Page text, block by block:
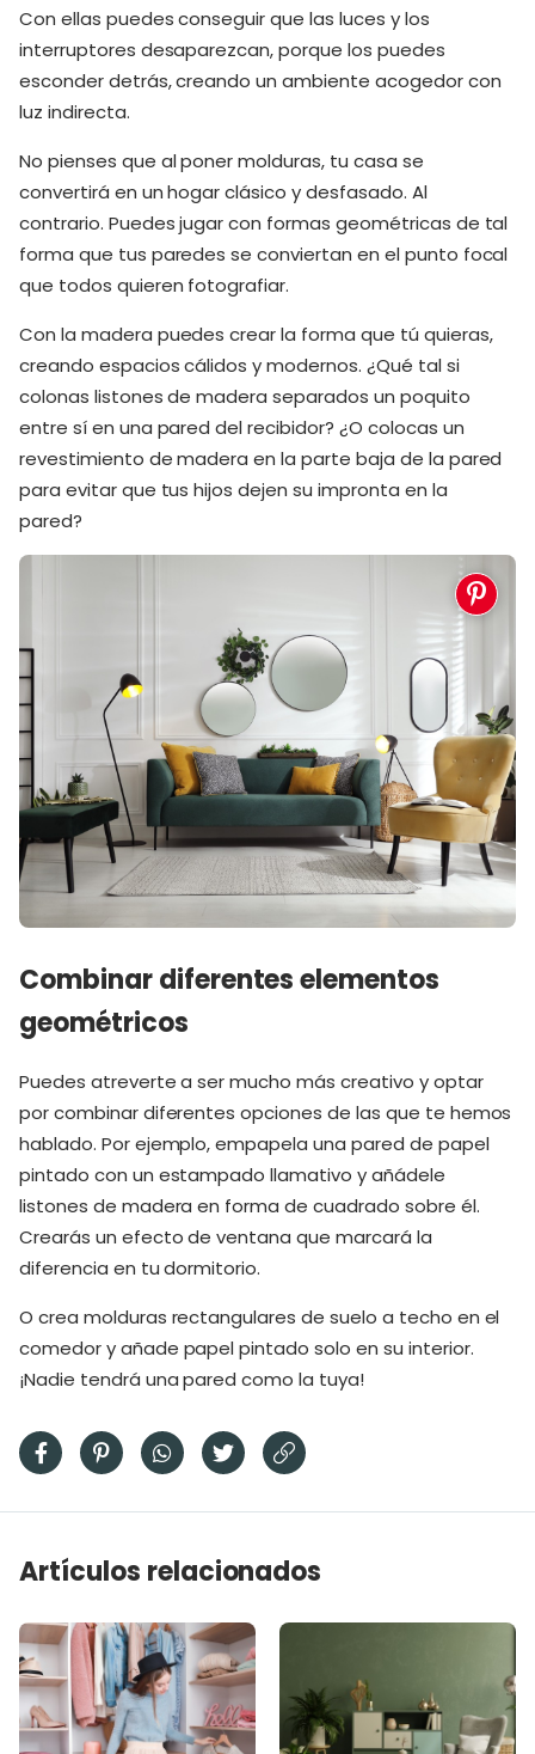
Con ellas puedes conseguir que las luces y los
interruptores desaparezcan, porque los puedes
esconder detrás, creando un ambiente acogedor con
luz indirecta.
No pienses que al poner molduras, tu casa se
convertirá en un hogar clásico y desfasado. Al
contrario. Puedes jugar con formas geométricas de tal
forma que tus paredes se conviertan en el punto focal
que todos quieren fotografiar.
Con la madera puedes crear la forma que tú quieras,
creando espacios cálidos y modernos. ¿Qué tal si
colonas listones de madera separados un poquito
entre sí en una pared del recibidor? ¿O colocas un
revestimiento de madera en la parte baja de la pared
para evitar que tus hijos dejen su impronta en la
pared?
Combinar diferentes elementos
geométricos
Puedes atreverte a ser mucho más creativo y optar
por combinar diferentes opciones de las que te hemos
hablado. Por ejemplo, empapela una pared de papel
pintado con un estampado llamativo y añádele
listones de madera en forma de cuadrado sobre él.
Crearás un efecto de ventana que marcará la
diferencia en tu dormitorio.
O crea molduras rectangulares de suelo a techo en el
comedor y añade papel pintado solo en su interior.
¡Nadie tendrá una pared como la tuya!
Artículos relacionados